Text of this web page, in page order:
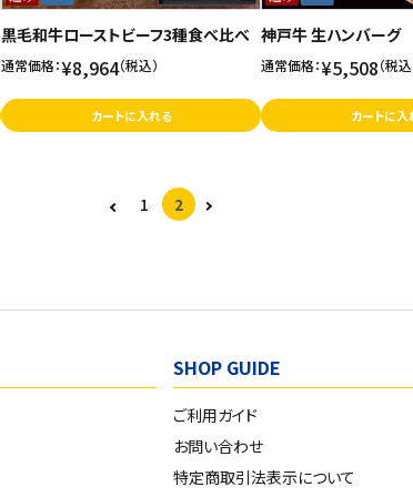
黒毛和牛ローストビーフ3種食べ比べ
通常価格：¥8,964（税込）
カートに入れる
神戸牛 生ハンバーグ
通常価格：¥5,508（税込
カートに入
1 2
SHOP GUIDE
ご利用ガイド
お問い合わせ
特定商取引法表示について